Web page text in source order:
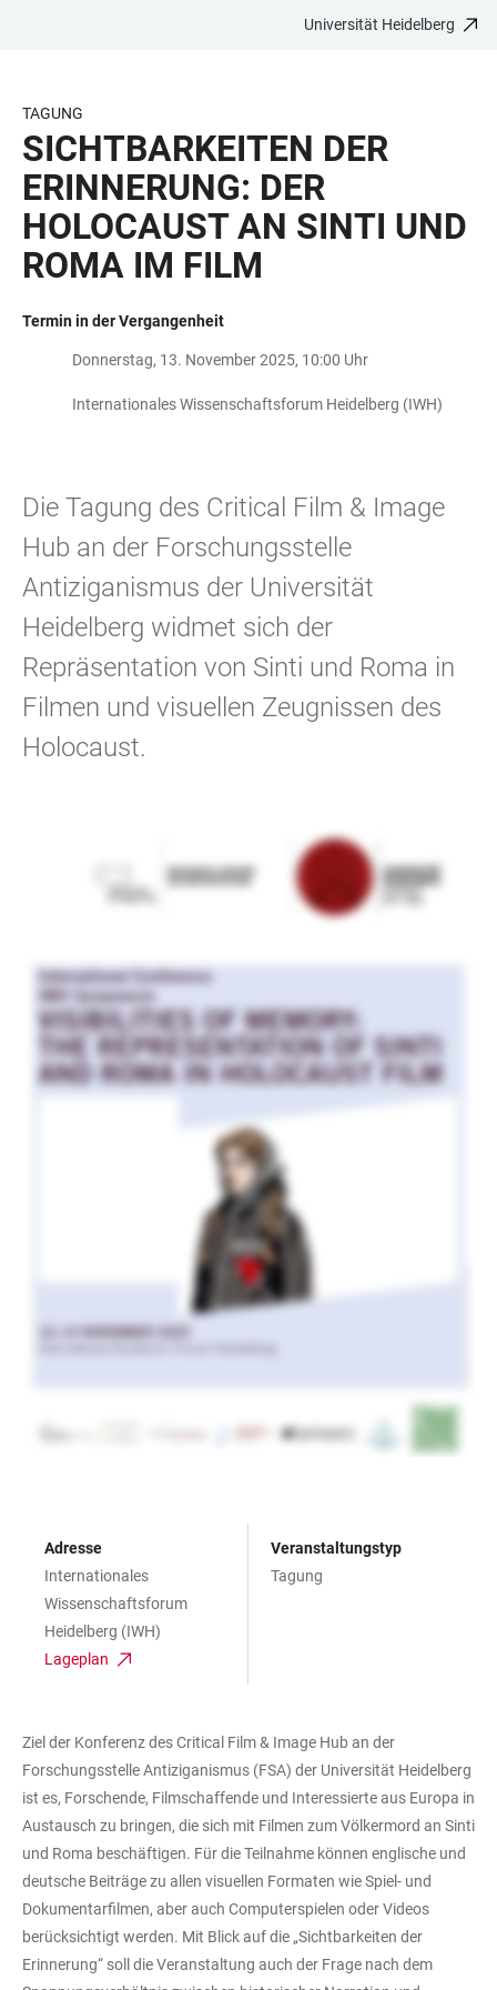
BARRIEREFREIHEIT
Universität Heidelberg
TAGUNG
SICHTBARKEITEN DER
ERINNERUNG: DER
HOLOCAUST AN SINTI UND
ROMA IM FILM
Termin in der Vergangenheit
Donnerstag, 13. November 2025, 10:00 Uhr
Internationales Wissenschaftsforum Heidelberg (IWH)
Die Tagung des Critical Film & Image
Hub an der Forschungsstelle
Antiziganismus der Universität
Heidelberg widmet sich der
Repräsentation von Sinti und Roma in
Filmen und visuellen Zeugnissen des
Holocaust.
Adresse
Internationales
Wissenschaftsforum
Heidelberg (IWH)
Lageplan
Veranstaltungstyp
Tagung
Ziel der Konferenz des Critical Film & Image Hub an der
Forschungsstelle Antiziganismus (FSA) der Universität Heidelberg
ist es, Forschende, Filmschaffende und Interessierte aus Europa in
Austausch zu bringen, die sich mit Filmen zum Völkermord an Sinti
und Roma beschäftigen. Für die Teilnahme können englische und
deutsche Beiträge zu allen visuellen Formaten wie Spiel- und
Dokumentarfilmen, aber auch Computerspielen oder Videos
berücksichtigt werden. Mit Blick auf die „Sichtbarkeiten der
Erinnerung“ soll die Veranstaltung auch der Frage nach dem